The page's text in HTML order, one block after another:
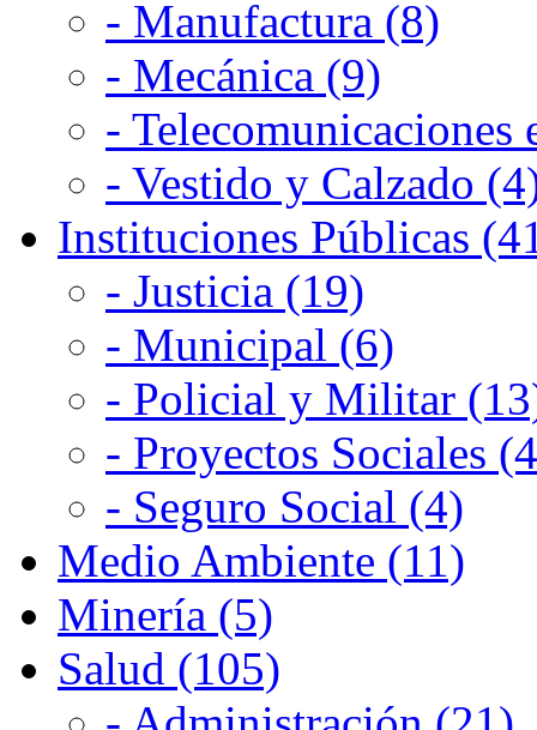
- Manufactura (8)
- Mecánica (9)
-
- Vestido y Calzado
Instituciones Públicas
- Justicia (19)
- Municipal (6)
- Policial y Militar
- Proyectos Sociales
- Seguro Social (4)
Medio Ambiente (11)
Minería (5)
Salud (105)